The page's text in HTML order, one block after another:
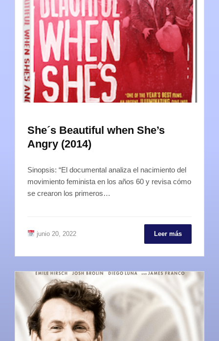
She´s Beautiful when She’s
Angry (2014)
Sinopsis: “El documental analiza el nacimiento del
movimiento feminista en los años 60 y revisa cómo
se crearon los primeros…
junio 20, 2022 Leer más